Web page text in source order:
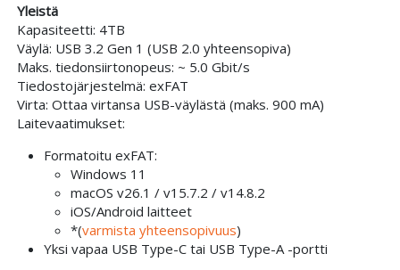
Yleistä
Kapasiteetti: 4TB
Väylä: USB 3.2 Gen 1 (USB 2.0 yhteensopiva)
Maks. tiedonsiirtonopeus: ~ 5.0 Gbit/s
Tiedostojärjestelmä: exFAT
Virta: Ottaa virtansa USB-väylästä (maks. 900 mA)
Laitevaatimukset:
Formatoitu exFAT:
Windows 11
macOS v26.1 / v15.7.2 / v14.8.2
iOS/Android laitteet
*(varmista yhteensopivuus)
Yksi vapaa USB Type-C tai USB Type-A -portti